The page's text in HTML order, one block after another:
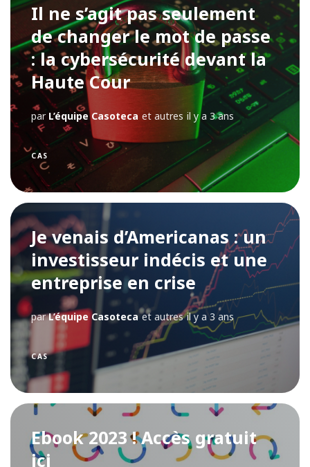
Il ne s’agit pas seulement
de changer le mot de passe
: la cybersécurité devant la
Haute Cour
par L’équipe Casoteca et autres il y a 3 ans
CAS
Je venais d’Americanas : un
investisseur indécis et une
entreprise en crise
parL’équipe Casoteca et autres il y a 3 ans
CAS
Ebook 2023 ! Accès gratuit
ici